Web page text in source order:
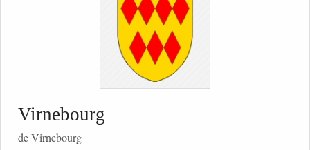
Virnebourg
de Virnebourg